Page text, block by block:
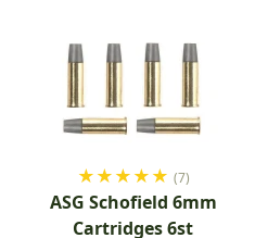
★★★★★ (7)
ASG Schofield 6mm
Cartridges 6st